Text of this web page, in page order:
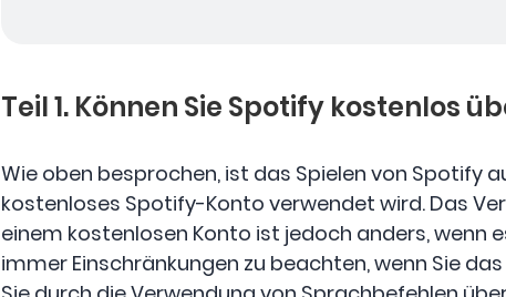
Teil 1. Können Sie Spotify kostenlos
Wie oben besprochen, ist das Spielen von Spotify
kostenloses Spotify-Konto verwendet wird. Das
einem kostenlosen Konto ist jedoch anders, wenn
immer Einschränkungen zu beachten, wenn Sie